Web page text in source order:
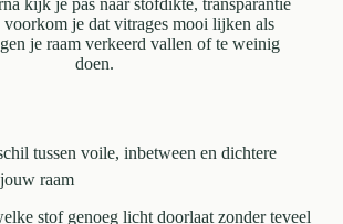
kijk je pas naar stofdikte, transparantie
je dat vitrages mooi lijken als
je raam verkeerd vallen of te weinig
doen.
tussen voile, inbetween en dichtere
raam
stof genoeg licht doorlaat zonder teveel